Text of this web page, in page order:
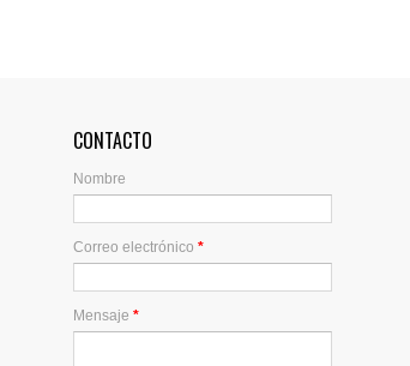
CONTACTO
Nombre
Correo electrónico*
Mensaje*